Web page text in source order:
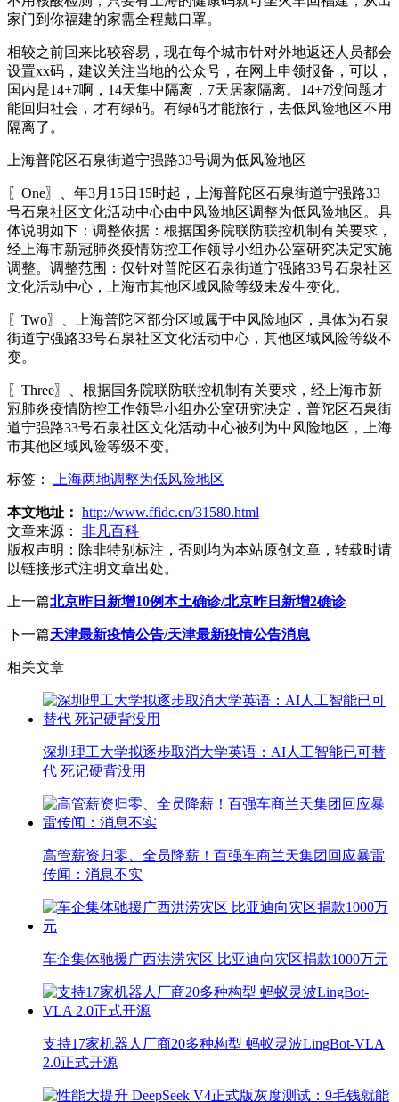
家门到你福建的家需全程戴口罩。
相较之前回来比较容易，现在每个城市针对外地返还人员都会
设置xx码，建议关注当地的公众号，在网上申领报备，可以，
国内是14+7啊，14天集中隔离，7天居家隔离。14+7没问题才
能回归社会，才有绿码。有绿码才能旅行，去低风险地区不用
隔离了。
上海普陀区石泉街道宁强路33号调为低风险地区
〖One〗、年3月15日15时起，上海普陀区石泉街道宁强路33
号石泉社区文化活动中心由中风险地区调整为低风险地区。具
体说明如下：调整依据：根据国务院联防联控机制有关要求，
经上海市新冠肺炎疫情防控工作领导小组办公室研究决定实施
调整。调整范围：仅针对普陀区石泉街道宁强路33号石泉社区
文化活动中心，上海市其他区域风险等级未发生变化。
〖Two〗、上海普陀区部分区域属于中风险地区，具体为石泉
街道宁强路33号石泉社区文化活动中心，其他区域风险等级不
变。
〖Three〗、根据国务院联防联控机制有关要求，经上海市新
冠肺炎疫情防控工作领导小组办公室研究决定，普陀区石泉街
道宁强路33号石泉社区文化活动中心被列为中风险地区，上海
市其他区域风险等级不变。
标签： 上海两地调整为低风险地区
本文地址： http://www.ffidc.cn/31580.html
文章来源：
非凡百科
版权声明： 除非特别标注，否则均为本站原创文章，转载时请
以链接形式注明文章出处。
上一篇北京昨日新增10例本土确诊/北京昨日新增2确诊
下一篇天津最新疫情公告/天津最新疫情公告消息
相关文章
深圳理工大学拟逐步取消大学英语：AI人工智能已可替
代 死记硬背没用
高管薪资归零、全员降薪！百强车商兰天集团回应暴雷
传闻：消息不实
车企集体驰援广西洪涝灾区 比亚迪向灾区捐款1000万元
支持17家机器人厂商20多种构型 蚂蚁灵波LingBot-VLA
2.0正式开源